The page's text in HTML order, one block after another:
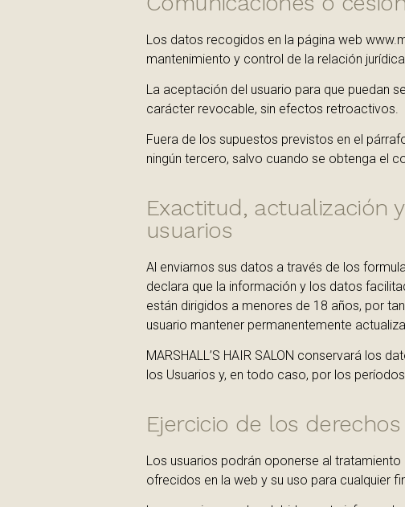
Los datos recogidos en la página web
mantenimiento y control de la relación
La aceptación del usuario para que puedan
carácter revocable, sin efectos retroactivos.
Fuera de los supuestos previstos en el
ningún tercero, salvo cuando se obtenga el
Exactitud, actualización
usuarios
Al enviarnos sus datos a través de los
declara que la información y los datos
están dirigidos a menores de 18 años, por
usuario mantener permanentemente
MARSHALL’S HAIR SALON conservará los
los Usuarios y, en todo caso, por los
Ejercicio de los
Los usuarios podrán oponerse al
ofrecidos en la web y su uso para cualquier